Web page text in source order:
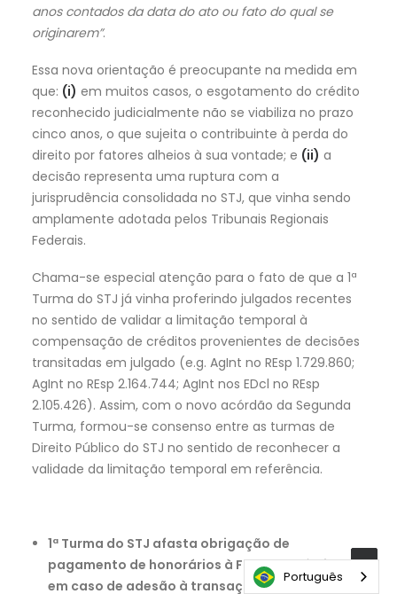
anos contados da data do ato ou fato do qual se
originarem”.
Essa nova orientação é preocupante na medida em
que: (i) em muitos casos, o esgotamento do crédito
reconhecido judicialmente não se viabiliza no prazo
cinco anos, o que sujeita o contribuinte à perda do
direito por fatores alheios à sua vontade; e (ii) a
decisão representa uma ruptura com a
jurisprudência consolidada no STJ, que vinha sendo
amplamente adotada pelos Tribunais Regionais
Federais.
Chama-se especial atenção para o fato de que a 1ª
Turma do STJ já vinha proferindo julgados recentes
no sentido de validar a limitação temporal à
compensação de créditos provenientes de decisões
transitadas em julgado (e.g. AgInt no REsp 1.729.860;
AgInt no REsp 2.164.744; AgInt nos EDcl no REsp
2.105.426). Assim, com o novo acórdão da Segunda
Turma, formou-se consenso entre as turmas de
Direito Público do STJ no sentido de reconhecer a
validade da limitação temporal em referência.
1ª Turma do STJ afasta obrigação de
pagamento de honorários à Fazenda Pública
em caso de adesão à transação tributária
Português